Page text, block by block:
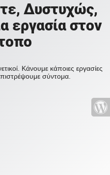
Δυστυχώς,
εργασία στον
Κάνουμε κάποιες εργασίες
σύντομα.